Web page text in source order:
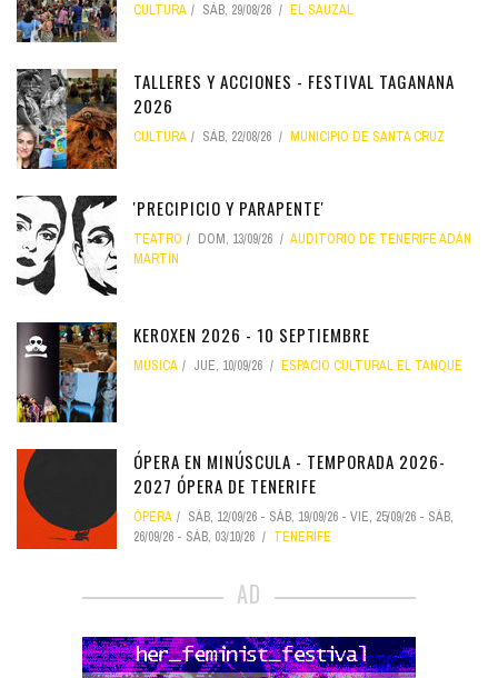
CULTURA SÁB, 29/08/26 EL SAUZAL
TALLERES Y ACCIONES - FESTIVAL TAGANANA
2026
CULTURA SÁB, 22/08/26 MUNICIPIO DE SANTA CRUZ
'PRECIPICIO Y PARAPENTE'
TEATRO DOM, 13/09/26
AUDITORIO DE TENERIFE ADÁN
MARTÍN
KEROXEN 2026 - 10 SEPTIEMBRE
MÚSICA JUE, 10/09/26 ESPACIO CULTURAL EL TANQUE
ÓPERA EN MINÚSCULA - TEMPORADA 2026-
2027 ÓPERA DE TENERIFE
ÓPERA SÁB, 12/09/26 - SÁB, 19/09/26 - VIE, 25/09/26 - SÁB,
26/09/26 - SÁB, 03/10/26 TENERIFE
AD